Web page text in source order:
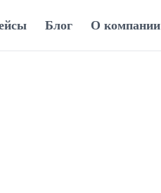
Блог О компании